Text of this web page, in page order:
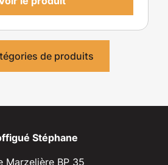
avec la durabilité et
de la faïence. Ce type
particulièrement
espaces tels que les
et les salles de bains, où
de produits
Stéphane
Marzelière BP 35